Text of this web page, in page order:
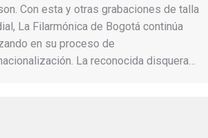
Con esta y otras grabaciones de talla
La Filarmónica de Bogotá continúa
en su proceso de
La reconocida disquera…